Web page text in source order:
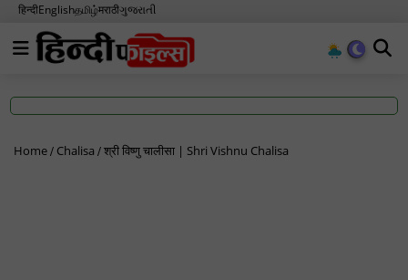
हिन्दीEnglishதமிழ்मराठीગુજરાતી
Home Chalisa श्री विष्णु चालीसा | Shri Vishnu Chalisa